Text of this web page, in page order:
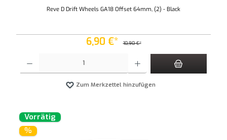
Reve D Drift Wheels GA18 Offset 64mm, (2) - Black
6,90 €* 10,90 €*
Zum Merkzettel hinzufügen
Vorrätig
%